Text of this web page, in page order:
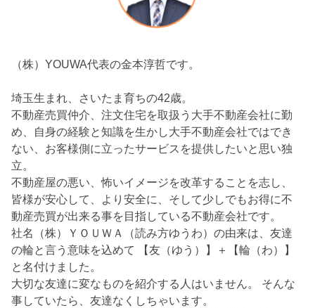
（株）YOUWA代表の金本淳哲です。
埼玉生まれ、さいたま育ちの42歳。
不動産売買仲介、注文住宅を取扱う大手不動産会社に勤
め、自身の経験と知識を生かし大手不動産会社ではでき
ない、お客様側に立ったサービスを提供したいと思い独
立。
不動産屋の悪い、怖いイメージを改革することを志し、
皆様が安心して、より安全に、そして少しでもお得に不
動産売買が出来る事を目指している不動産会社です。
社名（株）ＹＯＵＷＡ（読み方ゆうわ）の由来は、友達
の輪と言う意味を込めて 【友（ゆう）】＋【輪（わ）】
と名付けました。
大切な友達に変なものを紹介する人はいません。 そんな
事していたら、友達なくしちゃいます。